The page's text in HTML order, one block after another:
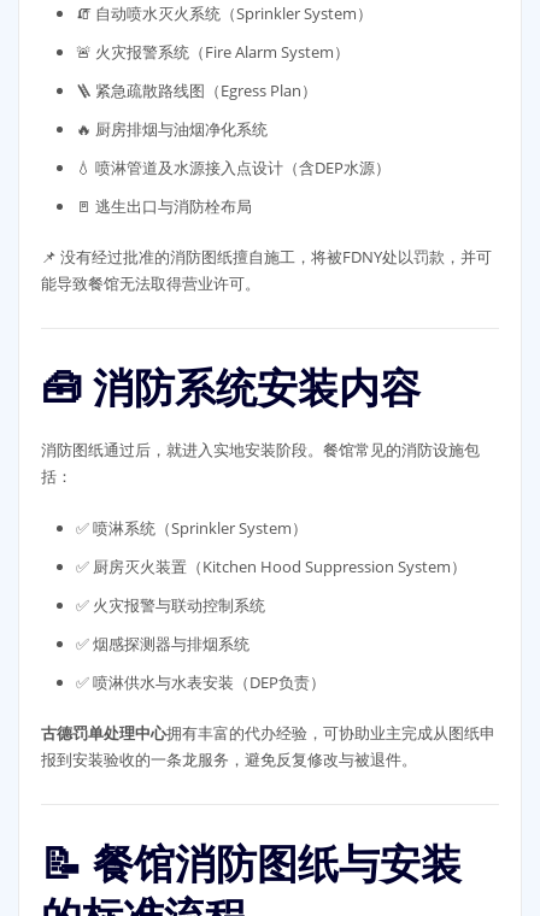
🧯 自动喷水灭火系统（Sprinkler System）
🚨 火灾报警系统（Fire Alarm System）
🪜 紧急疏散路线图（Egress Plan）
🔥 厨房排烟与油烟净化系统
💧 喷淋管道及水源接入点设计（含DEP水源）
🚪 逃生出口与消防栓布局
📌 没有经过批准的消防图纸擅自施工，将被FDNY处以罚款，并可
能导致餐馆无法取得营业许可。
🧰 消防系统安装内容
消防图纸通过后，就进入实地安装阶段。餐馆常见的消防设施包
括：
✅ 喷淋系统（Sprinkler System）
✅ 厨房灭火装置（Kitchen Hood Suppression System）
✅ 火灾报警与联动控制系统
✅ 烟感探测器与排烟系统
✅ 喷淋供水与水表安装（DEP负责）
古德罚单处理中心拥有丰富的代办经验，可协助业主完成从图纸申
报到安装验收的一条龙服务，避免反复修改与被退件。
📝 餐馆消防图纸与安装